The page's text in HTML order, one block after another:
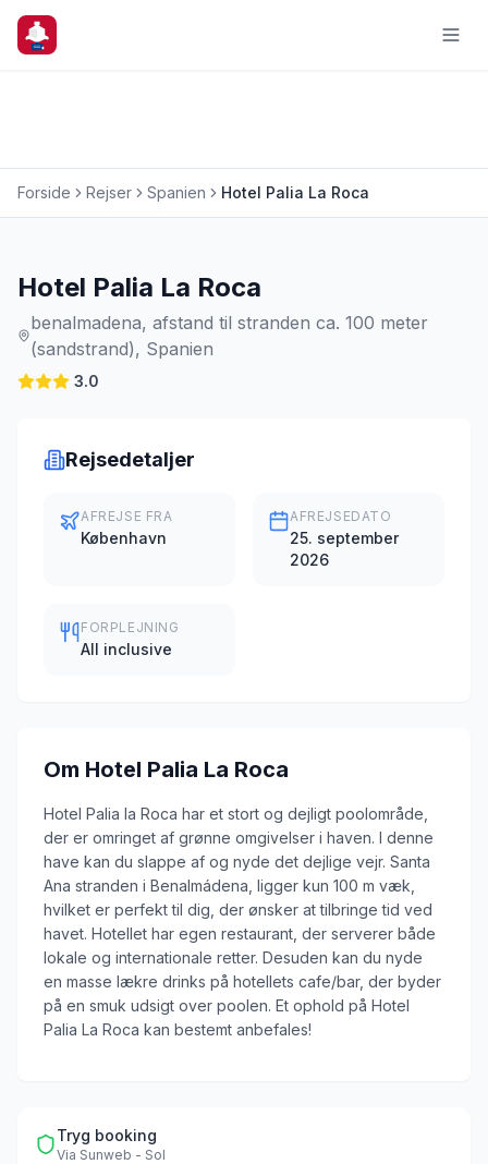
Forside Rejser Spanien Hotel Palia La Roca
Hotel Palia La Roca
benalmadena, afstand til stranden ca. 100 meter
(sandstrand), Spanien
3.0
Rejsedetaljer
AFREJSE FRA
København
AFREJSEDATO
25. september
2026
FORPLEJNING
All inclusive
Om Hotel Palia La Roca
Hotel Palia la Roca har et stort og dejligt poolområde,
der er omringet af grønne omgivelser i haven. I denne
have kan du slappe af og nyde det dejlige vejr. Santa
Ana stranden i Benalmádena, ligger kun 100 m væk,
hvilket er perfekt til dig, der ønsker at tilbringe tid ved
havet. Hotellet har egen restaurant, der serverer både
lokale og internationale retter. Desuden kan du nyde
en masse lækre drinks på hotellets cafe/bar, der byder
på en smuk udsigt over poolen. Et ophold på Hotel
Palia La Roca kan bestemt anbefales!
Tryg booking
Via Sunweb - Sol